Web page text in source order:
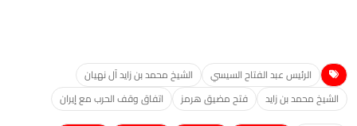
الرئيس عبد الفتاح السيسي
الشيخ محمد بن زايد آل نهيان
الشيخ محمد بن زايد
فتح مضيق هرمز اتفاق وقف الحرب مع إيران